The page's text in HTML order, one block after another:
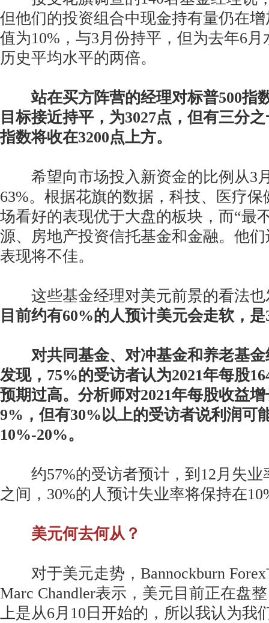
但他们的投资组合中现金持有量仍在
值为10%，与3月份持平，但为去年6
历史平均水平的两倍。
站在买方阵营的经理对标普500指
目标接近持平，为3027点，但有三分
指数将收在3200点上方。
希望向市场投入新资金的比例从3
63%。根据花旗的数据，科技、医疗
场看好的表现优于大盘的板块，而“最
源、房地产投资信托基金和金融。他
表现将不佳。
这些基金经理对美元前景的看法也
目前约有60%的人预计美元会走软，
对共同基金、对冲基金和养老基金
发现，75%的受访者认为2021年每股
预期过高。分析师对2021年每股收益
9%，但有30%以上的受访者说利润可
10%-20%。
约57%的受访者预计，到12月失业
之间，30%的人预计失业率将保持在
美元何去何从？
对于美元走势，Bannockburn Forex
Marc Chandler表示，美元目前正在盘
上是从6月10日开始的，所以我认为我